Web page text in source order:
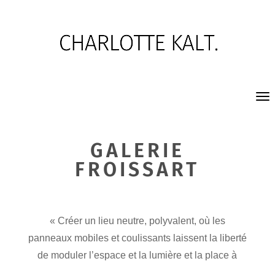
GALERIE
FROISSART
« Créer un lieu neutre, polyvalent, où les
panneaux mobiles et coulissants laissent la liberté
de moduler l’espace et la lumière et la place à